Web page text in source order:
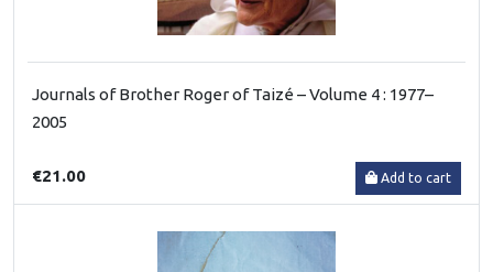
Journals of Brother Roger of Taizé – Volume 4 : 1977–
2005
€21.00 Add to cart